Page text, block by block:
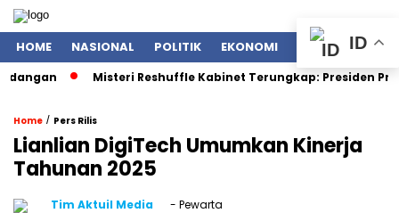
HOME NASIONAL POLITIK EKONOMI ENTERTAINMENT
Misteri Reshuffle Kabinet Terungkap: Presiden
Home / Pers Rilis
Lianlian DigiTech Umumkan Kinerja
Tahunan 2025
Tim Aktuil Media
- Pewarta
ID